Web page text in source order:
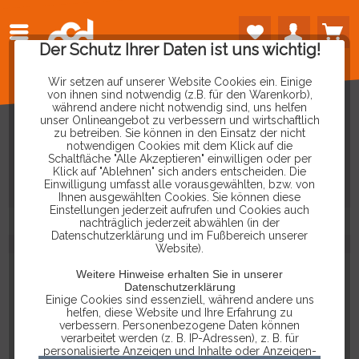
Der Schutz Ihrer Daten ist uns wichtig!
Wir setzen auf unserer Website Cookies ein. Einige
von ihnen sind notwendig (z.B. für den Warenkorb),
während andere nicht notwendig sind, uns helfen
unser Onlineangebot zu verbessern und wirtschaftlich
zu betreiben. Sie können in den Einsatz der nicht
notwendigen Cookies mit dem Klick auf die
Schaltfläche "Alle Akzeptieren" einwilligen oder per
Klick auf "Ablehnen" sich anders entscheiden. Die
Einwilligung umfasst alle vorausgewählten, bzw. von
Ihnen ausgewählten Cookies. Sie können diese
Einstellungen jederzeit aufrufen und Cookies auch
nachträglich jederzeit abwählen (in der
Datenschutzerklärung und im Fußbereich unserer
Website).
Weitere Hinweise erhalten Sie in unserer
Datenschutzerklärung
Einige Cookies sind essenziell, während andere uns
helfen, diese Website und Ihre Erfahrung zu
verbessern. Personenbezogene Daten können
verarbeitet werden (z. B. IP-Adressen), z. B. für
personalisierte Anzeigen und Inhalte oder Anzeigen-
PRODUKTE VON NOVITEC